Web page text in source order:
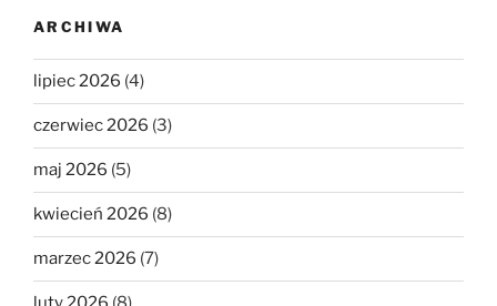
ARCHIWA
lipiec 2026 (4)
czerwiec 2026 (3)
maj 2026 (5)
kwiecień 2026 (8)
marzec 2026 (7)